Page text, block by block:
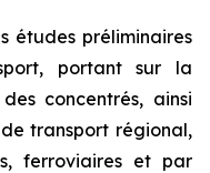
études préliminaires
portant sur la
concentrés, ainsi
transport régional,
ferroviaires et par